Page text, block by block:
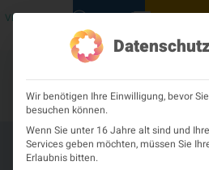
VERANSTALTUNGENPODCASTS
63. MS-
Wir benötigen Ihre Einwilligung, bevor
besuchen können.
Wenn Sie unter 16 Jahre alt sind und
Services geben möchten, müssen Sie
Erlaubnis bitten.